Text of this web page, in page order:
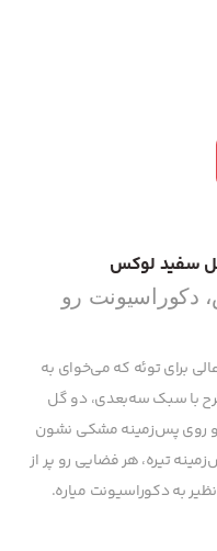
گل سفید لوکس
دکوراسیونت رو
برای توئه که می‌خوای به
با سبک سه‌بعدی، دو گل
روی پس‌زمینه مشکی نشون
تیره، هر فضایی رو پر از
به دکوراسیونت میاره.